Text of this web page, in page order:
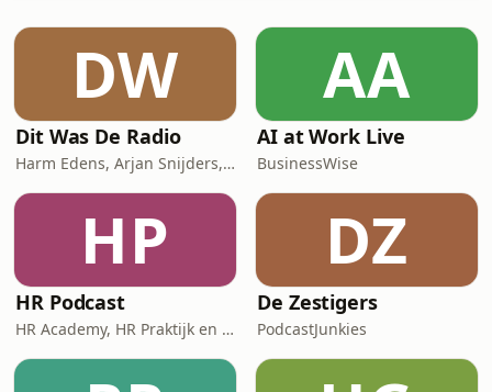
regeerakkoorden. Het bevat een hele
rij aan wensen die wij niet kunnen
waarmaken."Lees meer: https:/
DW
Dit Was De Radio
Harm Edens, Arjan Snijders, Ron Vergouwen
AA
AI at Work Live
BusinessWise
HP
HR Podcast
HR Academy, HR Praktijk en CHRO
DZ
De Zestigers
PodcastJunkies